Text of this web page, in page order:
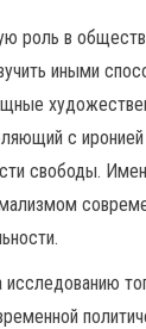
роль в
иными
с
свободы.
исследованию